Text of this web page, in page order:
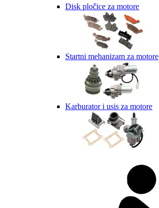
Disk pločice za motore
Startni mehanizam za motore
Karburator i usis za motore